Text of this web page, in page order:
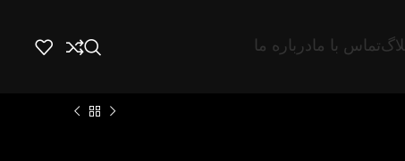
تماس با مادرباره ما